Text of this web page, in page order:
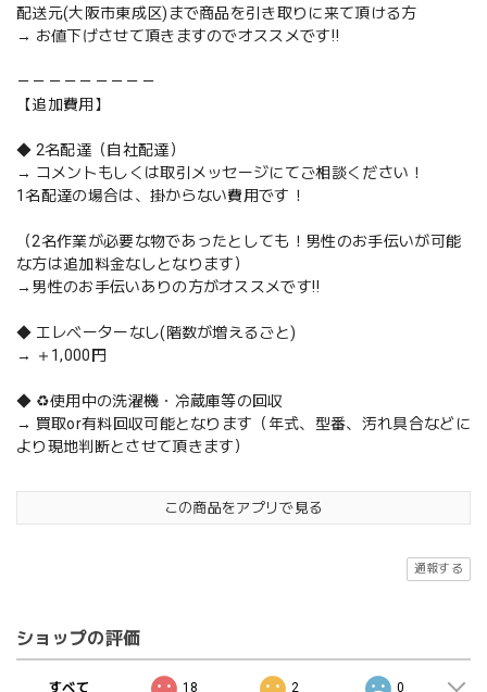
配送元(大阪市東成区)まで商品を引き取りに来て頂ける方
→ お値下げさせて頂きますのでオススメです‼️
－－－－－－－－－
【追加費用】
◆ 2名配達（自社配達）
→ コメントもしくは取引メッセージにてご相談ください！
1名配達の場合は、掛からない費用です！
（2名作業が必要な物であったとしても！男性のお手伝いが可能
な方は追加料金なしとなります）
→男性のお手伝いありの方がオススメです‼️
◆ エレベーターなし(階数が増えるごと)
→ ＋1,000円
◆ ♻️使用中の洗濯機・冷蔵庫等の回収
→ 買取or有料回収可能となります（年式、型番、汚れ具合などに
より現地判断とさせて頂きます）
この商品をアプリで見る
通報する
ショップの評価
すべて 18 2 0